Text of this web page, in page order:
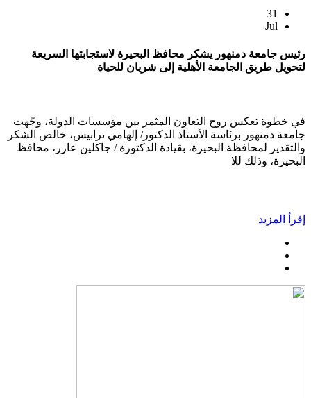
31
Jul
رئيس جامعة دمنهور يشكر محافظ البحيرة لاستجابتها السريعة
لتحويل طريق الجامعة الأهلية إلى شريان للحياة
في خطوة تعكس روح التعاون المثمر بين مؤسسات الدولة، وجّهت
جامعة دمنهور برئاسة الأستاذ الدكتور/ إلهامي ترابيس، خالص الشكر
والتقدير لمحافظة البحيرة، بقيادة الدكتورة / جاكلين عازر، محافظ
البحيرة، وذلك للا
إقرأ المزيد